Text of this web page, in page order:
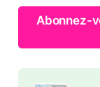
Abonnez-